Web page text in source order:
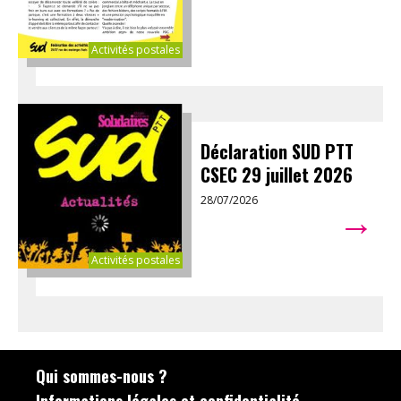
Activités postales
Activités postales
Déclaration SUD PTT
CSEC 29 juillet 2026
28/07/2026 →
Qui sommes-nous ?